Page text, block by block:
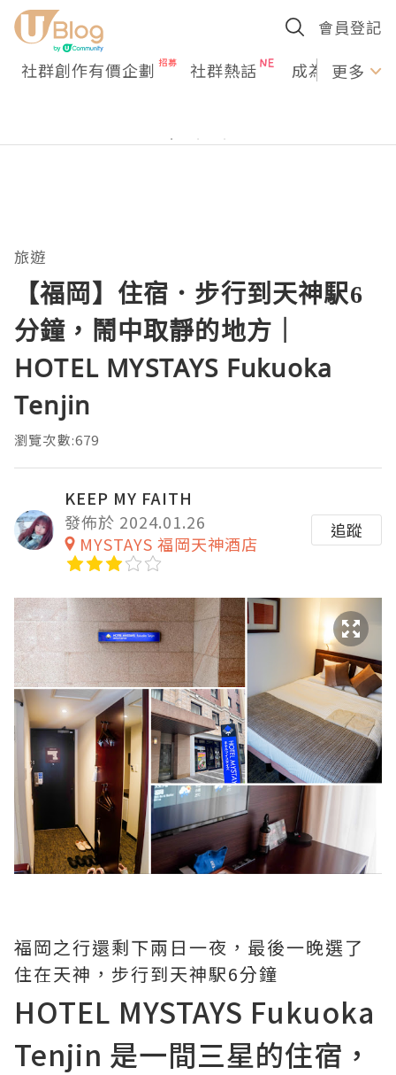
會員登記
社群創作有價企劃 社群熱話 成為U更多
旅遊
【福岡】住宿．步行到天神駅6
分鐘，鬧中取靜的地方｜
HOTEL MYSTAYS Fukuoka
Tenjin
瀏覽次數:679
KEEP MY FAITH
發佈於 2024.01.26
MYSTAYS 福岡天神酒店
追蹤
福岡之行還剩下兩日一夜，最後一晚選了
住在天神，步行到天神駅6分鐘
HOTEL MYSTAYS Fukuoka
Tenjin 是一間三星的住宿，